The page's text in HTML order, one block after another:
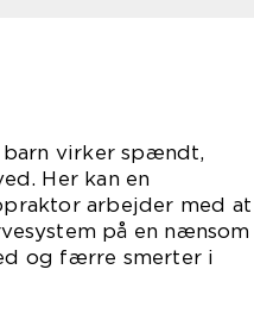
virker spændt,
Her kan en
arbejder med at
på en nænsom
og færre smerter i